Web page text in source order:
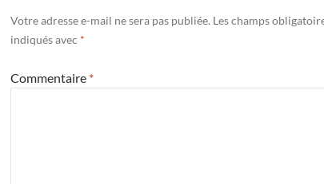
Votre adresse e-mail ne sera pas publiée. Les champs
indiqués avec *
Commentaire *